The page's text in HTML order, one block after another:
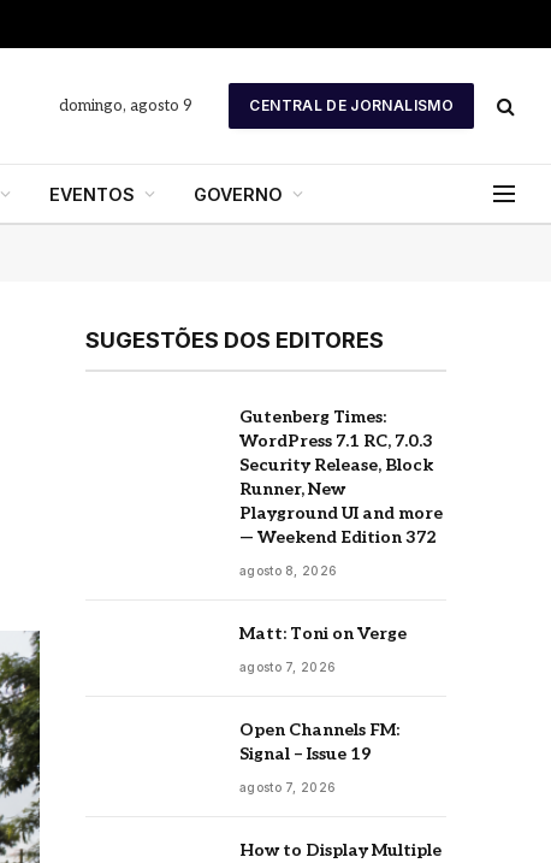
domingo, agosto 9 CENTRAL DE JORNALISMO
EVENTOS GOVERNO
SUGESTÕES DOS EDITORES
Gutenberg Times:
WordPress 7.1 RC, 7.0.3
Security Release, Block
Runner, New
Playground UI and more
— Weekend Edition 372
agosto 8, 2026
Matt: Toni on Verge
agosto 7, 2026
Open Channels FM:
Signal – Issue 19
agosto 7, 2026
How to Display Multiple